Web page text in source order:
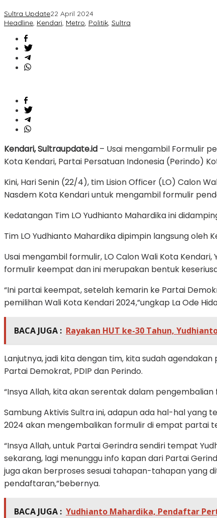
di
Sultra Update22 April 2024
Headline, Kendari, Metro, Politik, Sultra
Kendari, Sultraupdate.id – Usai mengambil Formulir
Kota Kendari, Partai Persatuan Indonesia (Perindo)
Kini, Hari Senin (22/4), tim Lision Officer (LO) Calon
Nasdem Kota Kendari untuk mengambil formulir
Kedatangan Tim LO Yudhianto Mahardika ini
Tim LO Yudhianto Mahardika dipimpin langsung oleh
Usai mengambil formulir, LO Calon Wali Kota
formulir keempat dan ini merupakan bentuk
“Ini partai keempat, setelah kemarin ke Partai
pemilihan Wali Kota Kendari 2024,”ungkap La Ode
BACA JUGA : Rayakan HUT ke-30 Tahun,
Lanjutnya, jadi kita dengan tim, kita sudah
Partai Demokrat, PDIP dan Perindo.
“Insya Allah, kita akan serentak dalam
Sambung Aktivis Sultra ini, adapun ada hal-hal yang
2024 akan mengembalikan formulir di empat partai
“Insya Allah, untuk Partai Gerindra sendiri tempat
sekarang, lagi menunggu info kapan dari Partai
juga akan berproses sesuai tahapan-tahapan yang
pendaftaran,”bebernya.
BACA JUGA : Yudhianto Mahardika, Pendaftar